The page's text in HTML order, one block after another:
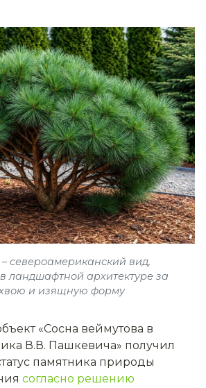
североамериканский вид,
ландшафтной архитектуре за
и изящную форму
«Сосна веймутова в
В.В. Пашкевича» получил
памятника природы
согласно решению